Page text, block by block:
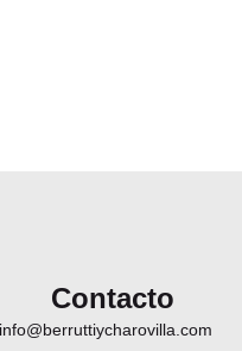
Contacto
info@berruttiycharovilla.com